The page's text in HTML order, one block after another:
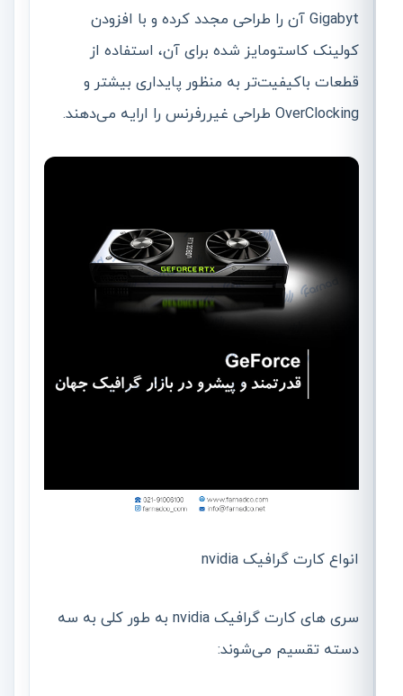
Gigabyt آن را طراحی مجدد کرده و با افزودن
کولینک کاستومایز شده برای آن، استفاده از
قطعات باکیفیت‌تر به منظور پایداری بیشتر و
OverClocking طراحی غیررفرنس را ارایه می‌دهند.
انواع کارت گرافیک nvidia
سری های کارت گرافیک nvidia به طور کلی به سه
دسته تقسیم می‌شوند: